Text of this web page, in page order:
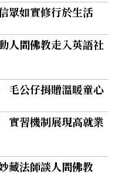
眾如實修行於生活
人間佛教走入英語社
毛公仔捐贈溫暖童心
實習機制展現高就業
藏法師談人間佛教